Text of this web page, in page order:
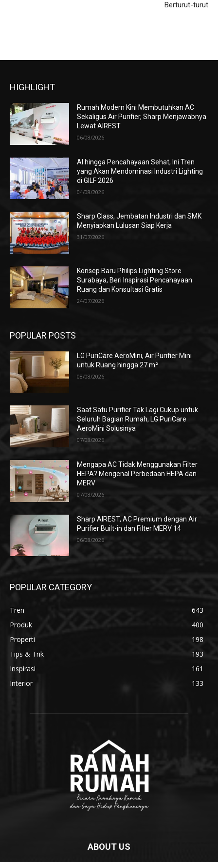
Berturut-turut
HIGHLIGHT
Rumah Modern Kini Membutuhkan AC
Sekaligus Air Purifier, Sharp Menjawabnya
Lewat AIREST
06/08/2026
AI hingga Pencahayaan Sehat, Ini Tren
yang Akan Mendominasi Industri Lighting
di GILF 2026
04/08/2026
Sharp Class, Jembatan Industri dan SMK
Menyiapkan Lulusan Siap Kerja
31/07/2026
Konsep Baru Philips Lighting Store
Surabaya, Beri Inspirasi Pencahayaan
Ruang dan Konsultasi Gratis
24/07/2026
POPULAR POSTS
LG PuriCare AeroMini, Air Purifier Mini
untuk Ruang hingga 27 m²
08/08/2026
Saat Satu Purifier Tak Lagi Cukup untuk
Seluruh Bagian Rumah, LG PuriCare
AeroMini Solusinya
07/08/2026
Mengapa AC Tidak Menggunakan Filter
HEPA? Mengenal Perbedaan HEPA dan
MERV
07/08/2026
Sharp AIREST, AC Premium dengan Air
Purifier Built-in dan Filter MERV 14
06/08/2026
POPULAR CATEGORY
Tren
643
Produk
400
Properti
198
Tips & Trik
193
Inspirasi
161
Interior
133
ABOUT US